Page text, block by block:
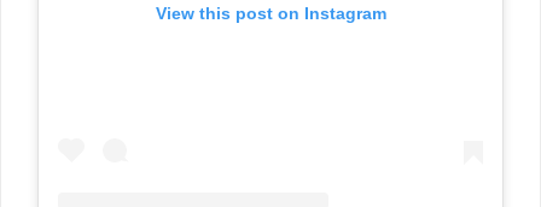
View this post on Instagram